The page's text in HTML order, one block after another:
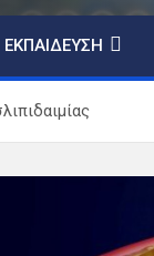
ΕΚΠΑΊΔΕΥΣΗ